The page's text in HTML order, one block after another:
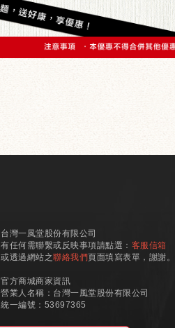
台灣一風堂股份有限公司
有任何需聯繫或反映事項請點選： 客服信箱
或透過網站之聯絡我們頁面填寫表單，謝謝。
官方商城商家資訊
營業人名稱：台灣一風堂股份有限公司
​​​​​​​統一編號：53697365